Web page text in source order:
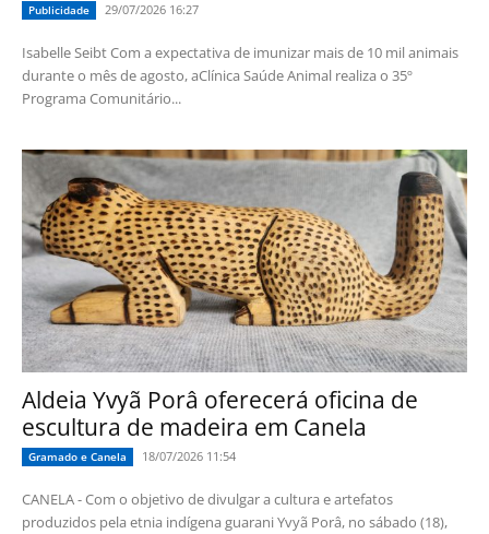
Publicidade 29/07/2026 16:27
Isabelle Seibt Com a expectativa de imunizar mais de 10 mil animais
durante o mês de agosto, aClínica Saúde Animal realiza o 35º
Programa Comunitário...
Aldeia Yvyã Porâ oferecerá oficina de
escultura de madeira em Canela
Gramado e Canela 18/07/2026 11:54
CANELA - Com o objetivo de divulgar a cultura e artefatos
produzidos pela etnia indígena guarani Yvyã Porâ, no sábado (18),